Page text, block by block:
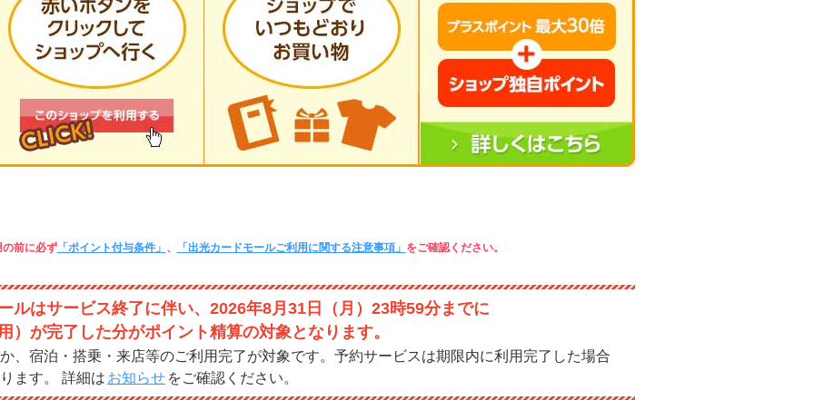
前に必ず「ポイント付与条件」 、 「出光カードモールご利用に関する注意事項」 をご確認ください。
ルはサービス終了に伴い、2026年8月31日（月）23時59分までに
）が完了した分がポイント精算の対象となります。
、宿泊・搭乗・来店等のご利用完了が対象です。予約サービスは期限内に利用完了した場合
ます。 詳細は お知らせ をご確認ください。